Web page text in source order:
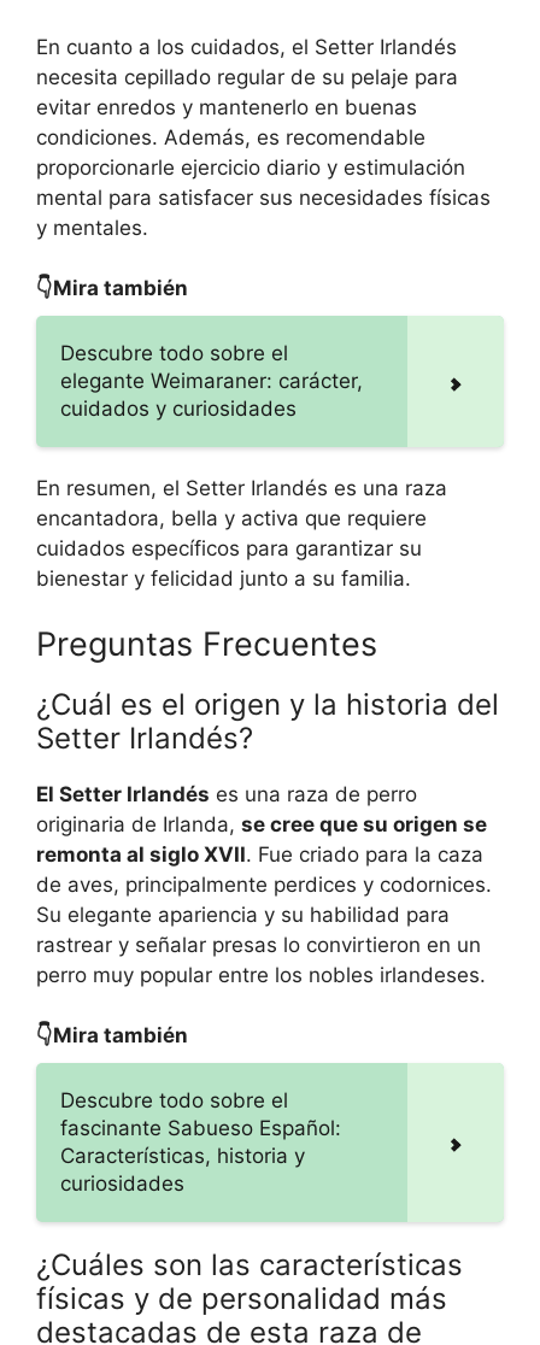
En cuanto a los cuidados, el Setter Irlandés
necesita cepillado regular de su pelaje para
evitar enredos y mantenerlo en buenas
condiciones. Además, es recomendable
proporcionarle ejercicio diario y estimulación
mental para satisfacer sus necesidades físicas
y mentales.
👇Mira también
Descubre todo sobre el
elegante Weimaraner: carácter,
cuidados y curiosidades
En resumen, el Setter Irlandés es una raza
encantadora, bella y activa que requiere
cuidados específicos para garantizar su
bienestar y felicidad junto a su familia.
Preguntas Frecuentes
¿Cuál es el origen y la historia del
Setter Irlandés?
El Setter Irlandés es una raza de perro
originaria de Irlanda, se cree que su origen se
remonta al siglo XVII. Fue criado para la caza
de aves, principalmente perdices y codornices.
Su elegante apariencia y su habilidad para
rastrear y señalar presas lo convirtieron en un
perro muy popular entre los nobles irlandeses.
👇Mira también
Descubre todo sobre el
fascinante Sabueso Español:
Características, historia y
curiosidades
¿Cuáles son las características
físicas y de personalidad más
destacadas de esta raza de